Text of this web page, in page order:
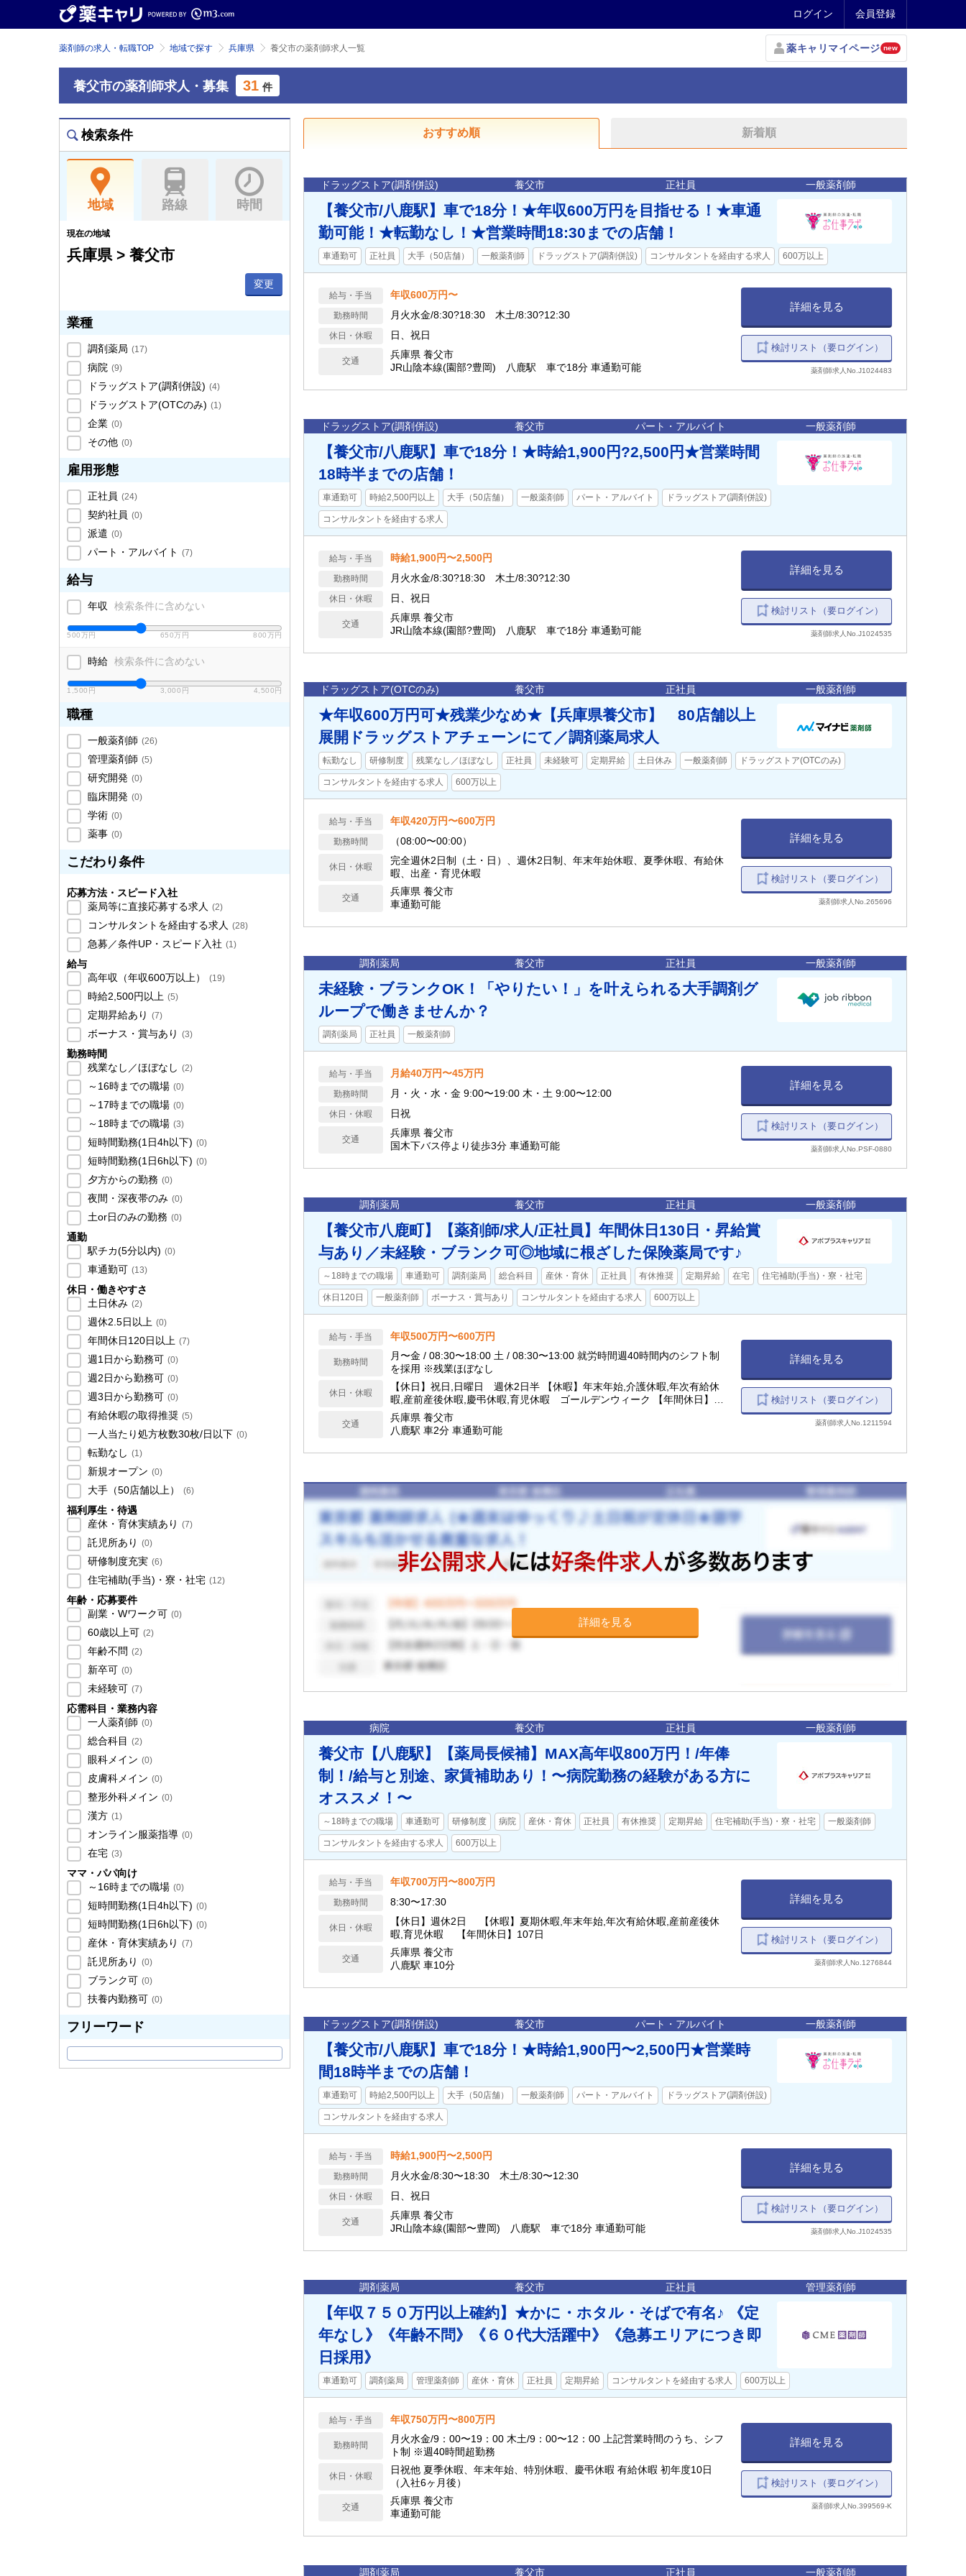
ログイン 会員登録
薬剤師の求人・転職TOP 地域で探す 兵庫県 養父市の薬剤師求人一覧 薬キャリマイページ new
養父市の薬剤師求人・募集 31 件
検索条件
地域 路線 時間
現在の地域
兵庫県 > 養父市
変更
業種
調剤薬局 (17)
病院 (9)
ドラッグストア(調剤併設) (4)
ドラッグストア(OTCのみ) (1)
企業 (0)
その他 (0)
雇用形態
正社員 (24)
契約社員 (0)
派遣 (0)
パート・アルバイト (7)
給与
年収 検索条件に含めない
500万円 650万円 800万円
時給 検索条件に含めない
1,500円 3,000円 4,500円
職種
一般薬剤師 (26)
管理薬剤師 (5)
研究開発 (0)
臨床開発 (0)
学術 (0)
薬事 (0)
こだわり条件
応募方法・スピード入社
薬局等に直接応募する求人 (2)
コンサルタントを経由する求人 (28)
急募／条件UP・スピード入社 (1)
給与
高年収（年収600万以上）
(19)
時給2,500円以上 (5)
定期昇給あり (7)
ボーナス・賞与あり (3)
勤務時間
残業なし／ほぼなし (2)
～16時までの職場 (0)
～17時までの職場 (0)
～18時までの職場 (3)
短時間勤務(1日4h以下) (0)
短時間勤務(1日6h以下) (0)
夕方からの勤務 (0)
夜間・深夜帯のみ (0)
土or日のみの勤務 (0)
通勤
駅チカ(5分以内) (0)
車通勤可 (13)
休日・働きやすさ
土日休み (2)
週休2.5日以上 (0)
年間休日120日以上 (7)
週1日から勤務可 (0)
週2日から勤務可 (0)
週3日から勤務可 (0)
有給休暇の取得推奨 (5)
一人当たり処方枚数30枚/日以下 (0)
転勤なし (1)
新規オープン (0)
大手（50店舗以上） (6)
福利厚生・待遇
産休・育休実績あり (7)
託児所あり (0)
研修制度充実 (6)
住宅補助(手当)・寮・社宅 (12)
年齢・応募要件
副業・Wワーク可 (0)
60歳以上可 (2)
年齢不問 (2)
新卒可 (0)
未経験可 (7)
応需科目・業務内容
一人薬剤師 (0)
総合科目 (2)
眼科メイン (0)
皮膚科メイン (0)
整形外科メイン (0)
漢方 (1)
オンライン服薬指導 (0)
在宅 (3)
ママ・パパ向け
～16時までの職場 (0)
短時間勤務(1日4h以下) (0)
短時間勤務(1日6h以下) (0)
産休・育休実績あり (7)
託児所あり (0)
ブランク可 (0)
扶養内勤務可 (0)
フリーワード
おすすめ順 新着順
ドラッグストア(調剤併設) 養父市 正社員 一般薬剤師
【養父市/八鹿駅】車で18分！★年収600万円を目指せる！★車通
勤可能！★転勤なし！★営業時間18:30までの店舗！
車通勤可 正社員 大手（50店舗） 一般薬剤師 ドラッグストア(調剤併設) コンサルタントを経由する求人 600万以上
給与・手当 年収600万円〜
勤務時間 月火水金/8:30?18:30 木土/8:30?12:30
休日・休暇 日、祝日
交通
兵庫県 養父市
JR山陰本線(園部?豊岡) 八鹿駅 車で18分 車通勤可能
詳細を見る
検討リスト（要ログイン）
薬剤師求人No.J1024483
ドラッグストア(調剤併設) 養父市 パート・アルバイト 一般薬剤師
【養父市/八鹿駅】車で18分！★時給1,900円?2,500円★営業時間
18時半までの店舗！
車通勤可 時給2,500円以上 大手（50店舗） 一般薬剤師 パート・アルバイト ドラッグストア(調剤併設)
コンサルタントを経由する求人
給与・手当 時給1,900円〜2,500円
勤務時間 月火水金/8:30?18:30 木土/8:30?12:30
休日・休暇 日、祝日
交通
兵庫県 養父市
JR山陰本線(園部?豊岡) 八鹿駅 車で18分 車通勤可能
詳細を見る
検討リスト（要ログイン）
薬剤師求人No.J1024535
ドラッグストア(OTCのみ) 養父市 正社員 一般薬剤師
★年収600万円可★残業少なめ★【兵庫県養父市】 80店舗以上
展開ドラッグストアチェーンにて／調剤薬局求人
転勤なし 研修制度 残業なし／ほぼなし 正社員 未経験可 定期昇給 土日休み 一般薬剤師 ドラッグストア(OTCのみ)
コンサルタントを経由する求人 600万以上
給与・手当 年収420万円〜600万円
勤務時間 （08:00〜00:00）
休日・休暇
完全週休2日制（土・日）、週休2日制、年末年始休暇、夏季休暇、有給休
暇、出産・育児休暇
交通
兵庫県 養父市
車通勤可能
詳細を見る
検討リスト（要ログイン）
薬剤師求人No.265696
調剤薬局 養父市 正社員 一般薬剤師
未経験・ブランクOK！「やりたい！」を叶えられる大手調剤グ
ループで働きませんか？
調剤薬局 正社員 一般薬剤師
給与・手当 月給40万円〜45万円
勤務時間 月・火・水・金 9:00〜19:00 木・土 9:00〜12:00
休日・休暇 日祝
交通
兵庫県 養父市
国木下バス停より徒歩3分 車通勤可能
詳細を見る
検討リスト（要ログイン）
薬剤師求人No.PSF-0880
調剤薬局 養父市 正社員 一般薬剤師
【養父市八鹿町】【薬剤師/求人/正社員】年間休日130日・昇給賞
与あり／未経験・ブランク可◎地域に根ざした保険薬局です♪
～18時までの職場 車通勤可 調剤薬局 総合科目 産休・育休 正社員 有休推奨 定期昇給 在宅 住宅補助(手当)・寮・社宅
休日120日 一般薬剤師 ボーナス・賞与あり コンサルタントを経由する求人 600万以上
給与・手当 年収500万円〜600万円
勤務時間
月〜金 / 08:30〜18:00 土 / 08:30〜13:00 就労時間週40時間内のシフト制
を採用 ※残業ほぼなし
休日・休暇
【休日】祝日,日曜日 週休2日半 【休暇】年末年始,介護休暇,年次有給休
暇,産前産後休暇,慶弔休暇,育児休暇 ゴールデンウィーク 【年間休日】
130日
交通
兵庫県 養父市
八鹿駅 車2分 車通勤可能
詳細を見る
検討リスト（要ログイン）
薬剤師求人No.1211594
詳細を見る
病院 養父市 正社員 一般薬剤師
養父市【八鹿駅】【薬局長候補】MAX高年収800万円！/年俸
制！/給与と別途、家賃補助あり！〜病院勤務の経験がある方に
オススメ！〜
～18時までの職場 車通勤可 研修制度 病院 産休・育休 正社員 有休推奨 定期昇給 住宅補助(手当)・寮・社宅 一般薬剤師
コンサルタントを経由する求人 600万以上
給与・手当 年収700万円〜800万円
勤務時間 8:30〜17:30
休日・休暇
【休日】週休2日 【休暇】夏期休暇,年末年始,年次有給休暇,産前産後休
暇,育児休暇 【年間休日】107日
交通
兵庫県 養父市
八鹿駅 車10分
詳細を見る
検討リスト（要ログイン）
薬剤師求人No.1276844
ドラッグストア(調剤併設) 養父市 パート・アルバイト 一般薬剤師
【養父市/八鹿駅】車で18分！★時給1,900円〜2,500円★営業時
間18時半までの店舗！
車通勤可 時給2,500円以上 大手（50店舗） 一般薬剤師 パート・アルバイト ドラッグストア(調剤併設)
コンサルタントを経由する求人
給与・手当 時給1,900円〜2,500円
勤務時間 月火水金/8:30〜18:30 木土/8:30〜12:30
休日・休暇 日、祝日
交通
兵庫県 養父市
JR山陰本線(園部〜豊岡) 八鹿駅 車で18分 車通勤可能
詳細を見る
検討リスト（要ログイン）
薬剤師求人No.J1024535
調剤薬局 養父市 正社員 管理薬剤師
【年収７５０万円以上確約】★かに・ホタル・そばで有名♪ 《定
年なし》《年齢不問》《６０代大活躍中》《急募エリアにつき即
日採用》
車通勤可 調剤薬局 管理薬剤師 産休・育休 正社員 定期昇給 コンサルタントを経由する求人 600万以上
給与・手当 年収750万円〜800万円
勤務時間
月火水金/9：00〜19：00 木土/9：00〜12：00 上記営業時間のうち、シフ
ト制 ※週40時間超勤務
休日・休暇
日祝他 夏季休暇、年末年始、特別休暇、慶弔休暇 有給休暇 初年度10日
（入社6ヶ月後）
交通
兵庫県 養父市
車通勤可能
詳細を見る
検討リスト（要ログイン）
薬剤師求人No.399569-K
調剤薬局 養父市 正社員 一般薬剤師